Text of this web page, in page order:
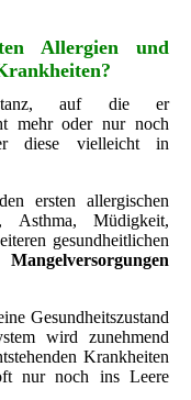
Allergien und
auf die er
mehr oder nur noch
diese vielleicht in
ersten allergischen
Müdigkeit,
gesundheitlichen
Mangelversorgungen
Gesundheitszustand
wird zunehmend
Krankheiten
nur noch ins Leere